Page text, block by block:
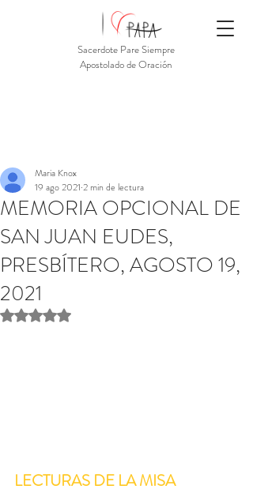
Sacerdote Pare Siempre
Apostolado de Oración
MEMORIA OPCIONAL DE
SAN JUAN EUDES,
PRESBÍTERO, AGOSTO 19,
2021
Maria Knox
19 ago 2021 2 min de lectura
Obtuvo NaN de 5 estrellas.
LECTURAS DE LA MISA